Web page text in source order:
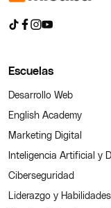
Escuelas
Desarrollo Web
English Academy
Marketing Digital
Inteligencia Artificial y
Ciberseguridad
Liderazgo y